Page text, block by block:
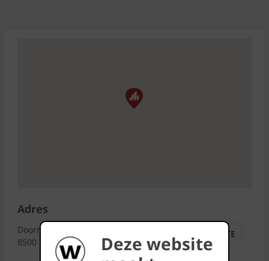
Deze website
Adres
Doorniksesteenweg 216
8500 Kortrijk
ROUTE